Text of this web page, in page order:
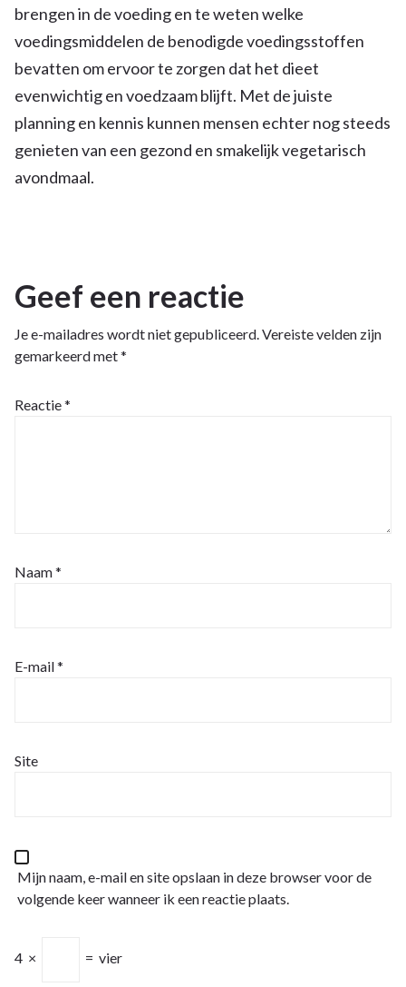
brengen in de voeding en te weten welke
voedingsmiddelen de benodigde voedingsstoffen
bevatten om ervoor te zorgen dat het dieet
evenwichtig en voedzaam blijft. Met de juiste
planning en kennis kunnen mensen echter nog steeds
genieten van een gezond en smakelijk vegetarisch
avondmaal.
Geef een reactie
Je e-mailadres wordt niet gepubliceerd. Vereiste velden zijn
gemarkeerd met*
Reactie*
Naam*
E-mail*
Site
Mijn naam, e-mail en site opslaan in deze browser voor de
volgende keer wanneer ik een reactie plaats.
4 × = vier